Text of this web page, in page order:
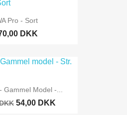
Pro - Sort
DKK
Gammel Model -...
54,00 DKK